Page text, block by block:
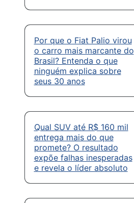
Por que o Fiat Palio virou
o carro mais marcante do
Brasil? Entenda o que
ninguém explica sobre
seus 30 anos
Qual SUV até R$ 160 mil
entrega mais do que
promete? O resultado
expõe falhas inesperadas
e revela o líder absoluto